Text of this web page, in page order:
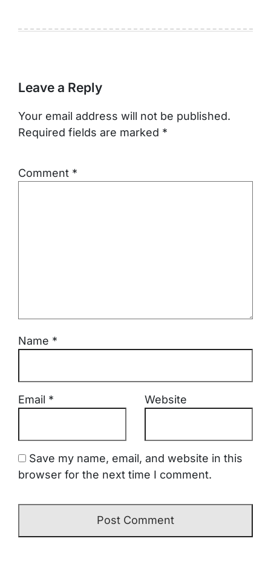
Leave a Reply
Your email address will not be published.
Required fields are marked *
Comment *
Name *
Email * Website
Save my name, email, and website in this
browser for the next time I comment.